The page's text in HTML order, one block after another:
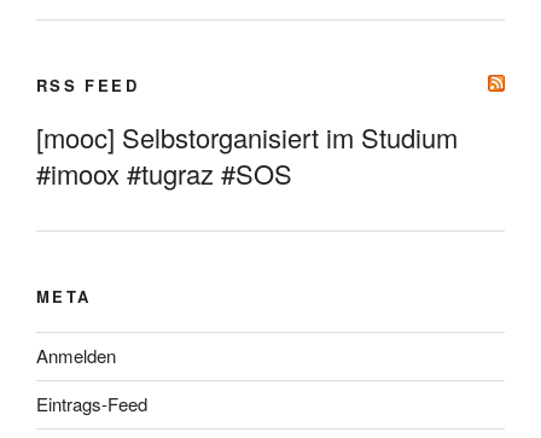
RSS FEED
[mooc] Selbstorganisiert im Studium
#imoox #tugraz #SOS
META
Anmelden
Eintrags-Feed